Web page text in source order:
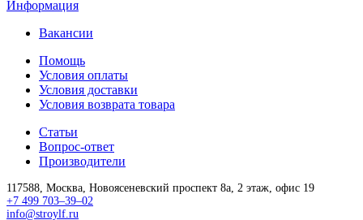
Информация
Вакансии
Помощь
Условия оплаты
Условия доставки
Условия возврата товара
Статьи
Вопрос-ответ
Производители
117588, Москва, Новоясеневский проспект 8а, 2 этаж, офис 19
+7 499 703–39–02
info@stroylf.ru